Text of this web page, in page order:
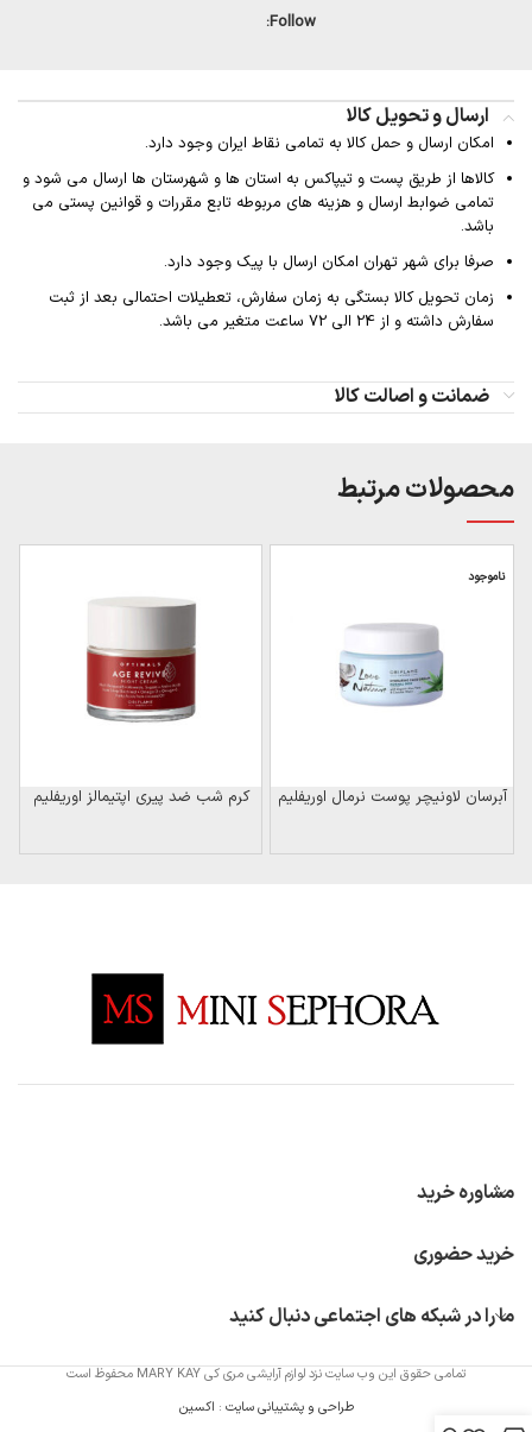
Follow:
ارسال و تحویل کالا
امکان ارسال و حمل کالا به تمامی نقاط ایران وجود دارد.
کالاها از طریق پست و تیپاکس به استان ها و شهرستان ها ارسال می شود و
تمامی ضوابط ارسال و هزینه های مربوطه تابع مقررات و قوانین پستی می
باشد.
صرفا برای شهر تهران امکان ارسال با پیک وجود دارد.
زمان تحویل کالا بستگی به زمان سفارش، تعطیلات احتمالی بعد از ثبت
سفارش داشته و از 24 الی 72 ساعت متغیر می باشد.
ضمانت و اصالت کالا
محصولات مرتبط
ناموجود
آبرسان لاونیچر پوست نرمال اوریفلیم کرم شب ضد پیری اپتیمالز اوریفلیم
مشاوره خرید
خرید حضوری
ما را در شبکه های اجتماعی دنبال کنید
تمامی حقوق این وب سایت نزد لوازم آرایشی مری کی MARY KAY محفوظ است
طراحی و پشتیبانی سایت : اکسین